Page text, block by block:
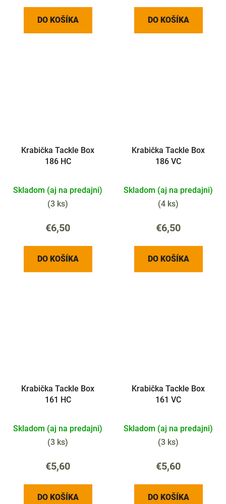
DO KOŠÍKA DO KOŠÍKA
Krabička Tackle Box
186 HC
Skladom (aj na predajni)
(3 ks)
€6,50
DO KOŠÍKA
Krabička Tackle Box
186 VC
Skladom (aj na predajni)
(4 ks)
€6,50
DO KOŠÍKA
Krabička Tackle Box
161 HC
Skladom (aj na predajni)
(3 ks)
€5,60
DO KOŠÍKA
Krabička Tackle Box
161 VC
Skladom (aj na predajni)
(3 ks)
€5,60
DO KOŠÍKA